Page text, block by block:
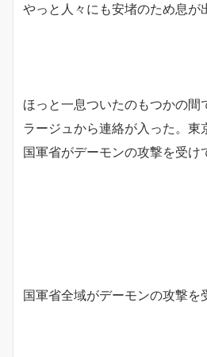
やっと人々にも安堵のため息が
ほっと一息ついたのもつかの間
ラージュから連絡が入った。東
国軍省がデーモンの攻撃を受け
国軍省全域がデーモンの攻撃を